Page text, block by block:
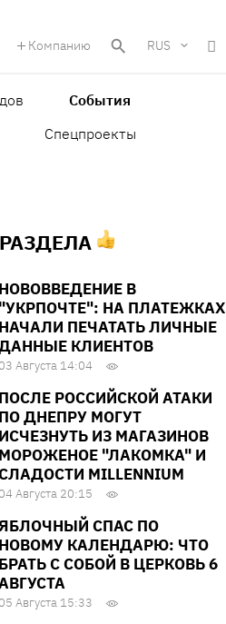
Компанию RUS
События
Спецпроекты
НОВОВВЕДЕНИЕ В
"УКРПОЧТЕ": НА ПЛАТЕЖКАХ
НАЧАЛИ ПЕЧАТАТЬ ЛИЧНЫЕ
КЛИЕНТОВ
03 Августа 14:04
ПОСЛЕ РОССИЙСКОЙ АТАКИ
ПО ДНЕПРУ МОГУТ
ИСЧЕЗНУТЬ ИЗ МАГАЗИНОВ
МОРОЖЕНОЕ "ЛАКОМКА" И
MILLENNIUM
04 Августа 20:15
СПАС ПО
НОВОМУ КАЛЕНДАРЮ: ЧТО
БРАТЬ С СОБОЙ В ЦЕРКОВЬ 6
05 Августа 15:33